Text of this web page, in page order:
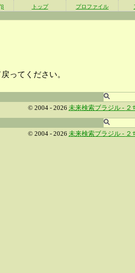
β トップ プロファイル
ってください。
© 2004 - 2026 未来検索ブラジル - ２
© 2004 - 2026 未来検索ブラジル - ２